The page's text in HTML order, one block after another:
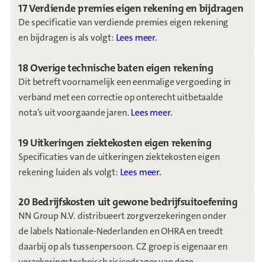
17 Verdiende premies eigen rekening en bijdragen
De specificatie van verdiende premies eigen rekening
en bijdragen is als volgt: Lees meer.
18 Overige technische baten eigen rekening
Dit betreft voornamelijk een eenmalige vergoeding in
verband met een correctie op onterecht uitbetaalde
nota’s uit voorgaande jaren.Lees meer.
19 Uitkeringen ziektekosten eigen rekening
Specificaties van de uitkeringen ziektekosten eigen
rekening luiden als volgt: Lees meer.
20 Bedrijfskosten uit gewone bedrijfsuitoefening
NN Group N.V. distribueert zorgverzekeringen onder
de labels Nationale-Nederlanden en OHRA en treedt
daarbij op als tussenpersoon. CZ groep is eigenaar en